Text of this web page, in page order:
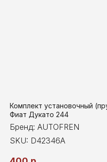
Комплект установочный
Фиат Дукато 244
Бренд: AUTOFREN
SKU: D42346A